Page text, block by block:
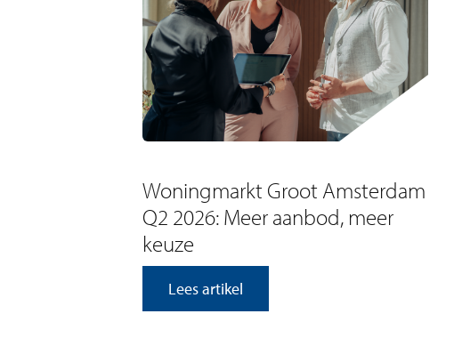
Woningmarkt Groot Amsterdam
Q2 2026: Meer aanbod, meer
keuze
Lees artikel